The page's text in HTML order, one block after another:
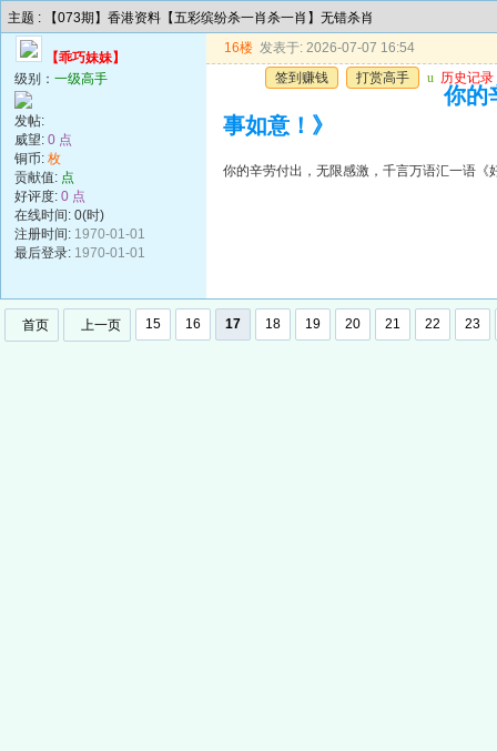
主题 : 【073期】香港资料【五彩缤纷杀一肖杀一肖】无错杀肖
【乖巧妹妹】
级别： 一级高手
发帖:
威望: 0 点
铜币: 枚
贡献值: 点
好评度: 0 点
在线时间: 0(时)
注册时间: 1970-01-01
最后登录: 1970-01-01
16楼 发表于: 2026-07-07 16:54
签到赚钱
打赏高手 u 历史记录
你的
事如意！》
你的辛劳付出，无限感激，千言万语汇一语《
首页 上一页 15 16 17 18 19 20 21 22 23